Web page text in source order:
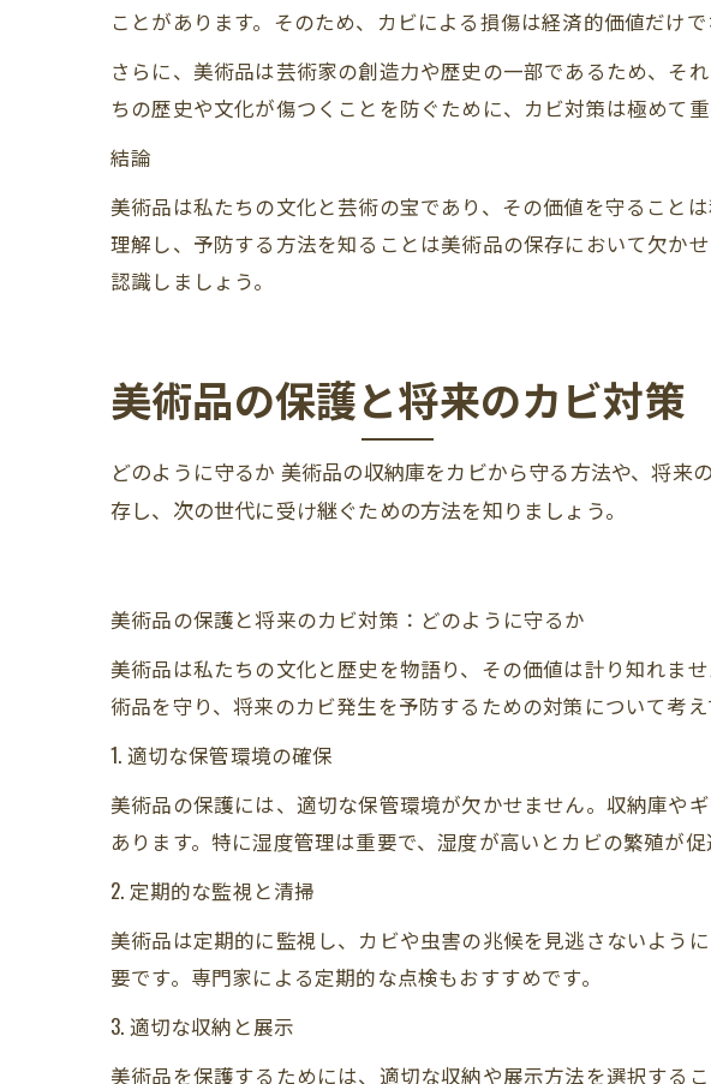
ことがあります。そのため、カビによる損傷は経済的価値だけ
さらに、美術品は芸術家の創造力や歴史の一部であるため、そ
ちの歴史や文化が傷つくことを防ぐために、カビ対策は極めて重
結論
美術品は私たちの文化と芸術の宝であり、その価値を守ること
理解し、予防する方法を知ることは美術品の保存において欠か
認識しましょう。
美術品の保護と将来のカビ対策
どのように守るか 美術品の収納庫をカビから守る方法や、将
存し、次の世代に受け継ぐための方法を知りましょう。
美術品の保護と将来のカビ対策：どのように守るか
美術品は私たちの文化と歴史を物語り、その価値は計り知れま
術品を守り、将来のカビ発生を予防するための対策について考え
1. 適切な保管環境の確保
美術品の保護には、適切な保管環境が欠かせません。収納庫や
あります。特に湿度管理は重要で、湿度が高いとカビの繁殖が
2. 定期的な監視と清掃
美術品は定期的に監視し、カビや虫害の兆候を見逃さないよう
要です。専門家による定期的な点検もおすすめです。
3. 適切な収納と展示
美術品を保護するためには、適切な収納や展示方法を選択する